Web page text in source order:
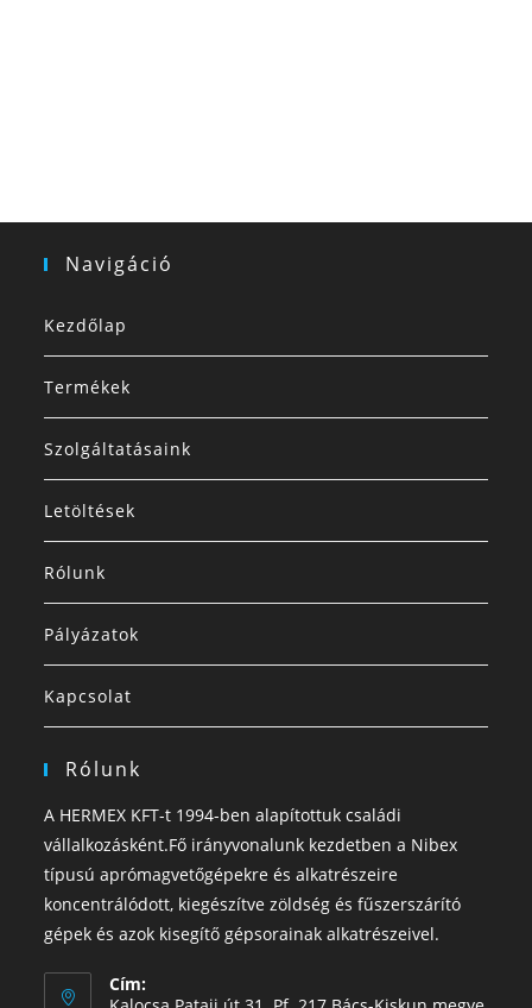
Navigáció
Kezdőlap
Termékek
Szolgáltatásaink
Letöltések
Rólunk
Pályázatok
Kapcsolat
Rólunk
A HERMEX KFT-t 1994-ben alapítottuk családi
vállalkozásként.Fő irányvonalunk kezdetben a Nibex
típusú aprómagvetőgépekre és alkatrészeire
koncentrálódott, kiegészítve zöldség és fűszerszárító
gépek és azok kisegítő gépsorainak alkatrészeivel.
Cím: